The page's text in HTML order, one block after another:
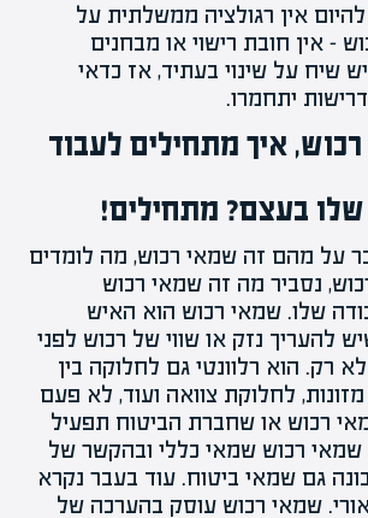
אין רגולציה ממשלתית על
– אין חובת רישוי או מבחנים
שיח על שינוי בעתיד, אז כדאי
יתחמרו.
איך מתחילים לעבוד
בעצם? מתחילים!
על מהם זה שמאי רכוש, מה לומדים
נסביר מה זה שמאי רכוש
שלו. שמאי רכוש הוא האיש
להעריך נזק או שווי של רכוש לפני
רק. הוא רלוונטי גם לחלוקה בין
לחלוקת צוואה ועוד, לא פעם
רכוש או שחברת הביטוח תפעיל
שמאי רכוש שמאי כללי ובהקשר של
גם שמאי ביטוח. עוד בעבר נקרא
שמאי רכוש עוסק בהערכה של